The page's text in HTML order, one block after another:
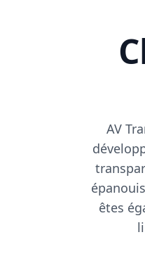
AV
êtes